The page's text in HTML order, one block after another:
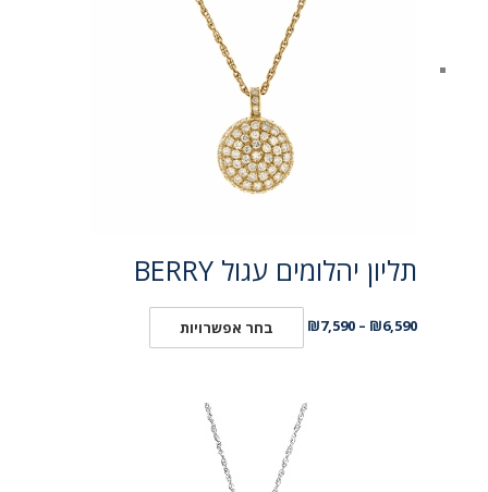
תליון יהלומים עגול BERRY
₪6,590
–
₪7,590 בחר אפשרויות